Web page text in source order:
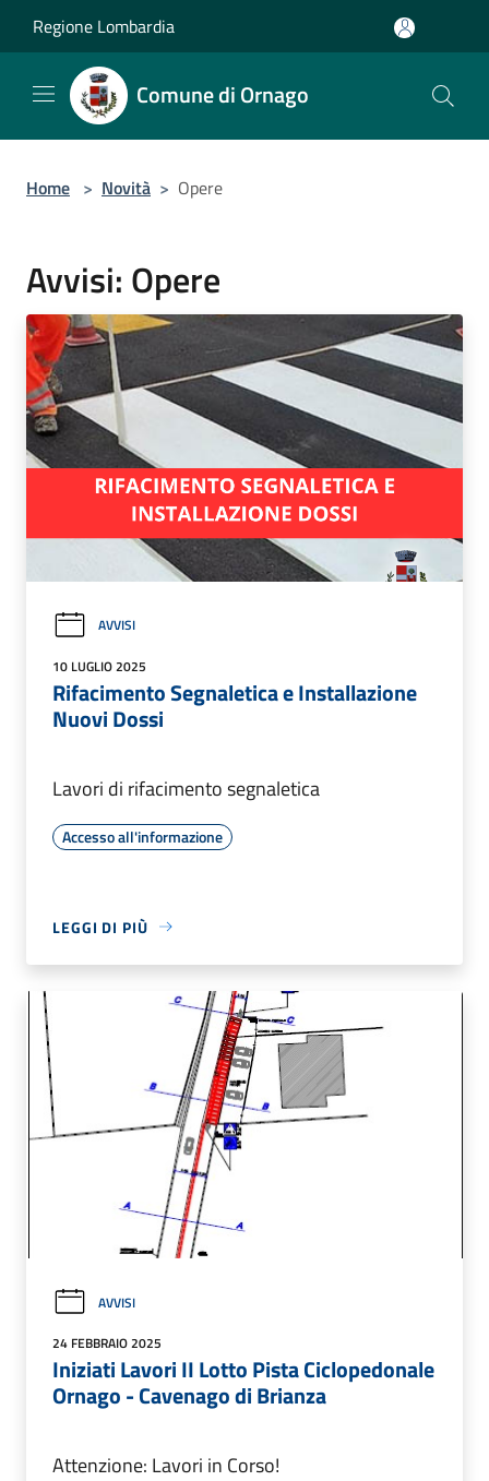
Regione Lombardia
Comune di Ornago
Home > Novità > Opere
Avvisi: Opere
AVVISI
10 LUGLIO 2025
Rifacimento Segnaletica e Installazione
Nuovi Dossi
Lavori di rifacimento segnaletica
Accesso all'informazione
LEGGI DI PIÙ
AVVISI
24 FEBBRAIO 2025
Iniziati Lavori II Lotto Pista Ciclopedonale
Ornago - Cavenago di Brianza
Attenzione: Lavori in Corso!